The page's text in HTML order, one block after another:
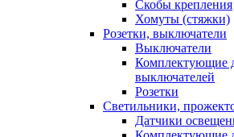
Скобы крепления
Хомуты (стяжки)
Розетки, выключатели
Выключатели
Комплектующие
выключателей
Розетки
Светильники,
Датчики